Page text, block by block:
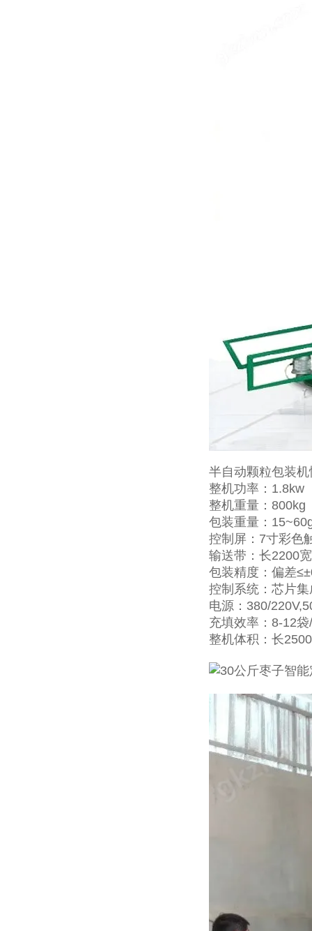
半自动颗粒包装
整机功率：1.8kw
整机重量：800kg
包装重量：
控制屏：7寸彩色
输送带：长2200
包装精度：偏差
控制系统：芯片
电源：380/
充填效率：8-12
整机体积：长